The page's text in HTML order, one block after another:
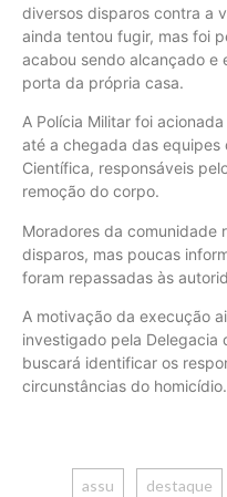
diversos disparos contra a
ainda tentou fugir, mas foi
acabou sendo alcançado e
porta da própria casa.
A Polícia Militar foi
até a chegada das equipes
Científica, responsáveis
remoção do corpo.
Moradores da comunidade
disparos, mas poucas
foram repassadas às
A motivação da execução
investigado pela Delegacia
buscará identificar os
circunstâncias do homicídio.
assu destaque